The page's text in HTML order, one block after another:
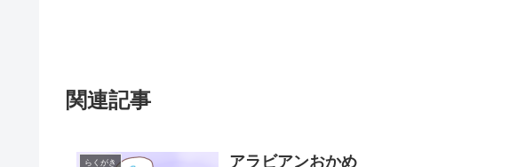
関連記事
らくがき アラビアンおかめ